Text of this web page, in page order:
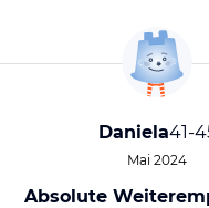
Daniela41-
Mai 2024
Absolute